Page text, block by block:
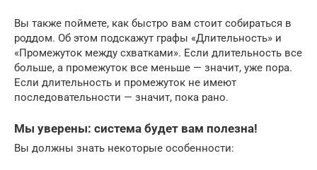
Вы также поймете, как быстро вам стоит собираться в
роддом. Об этом подскажут графы «Длительность» и
«Промежуток между схватками». Если длительность все
больше, а промежуток все меньше — значит, уже пора.
Если длительность и промежуток не имеют
последовательности — значит, пока рано.
Мы уверены: система будет вам полезна!
Вы должны знать некоторые особенности: